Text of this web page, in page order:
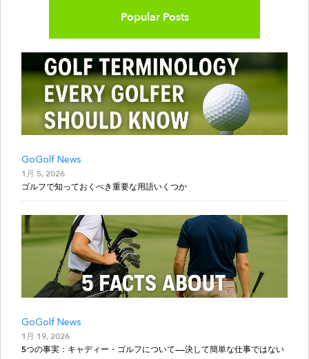
Popular Posts
GoGolf News
1月 5, 2026
ゴルフで知っておくべき重要な用語いくつか
GoGolf News
1月 19, 2026
5つの事実：キャディー・ゴルフについて——決して簡単な仕事ではない